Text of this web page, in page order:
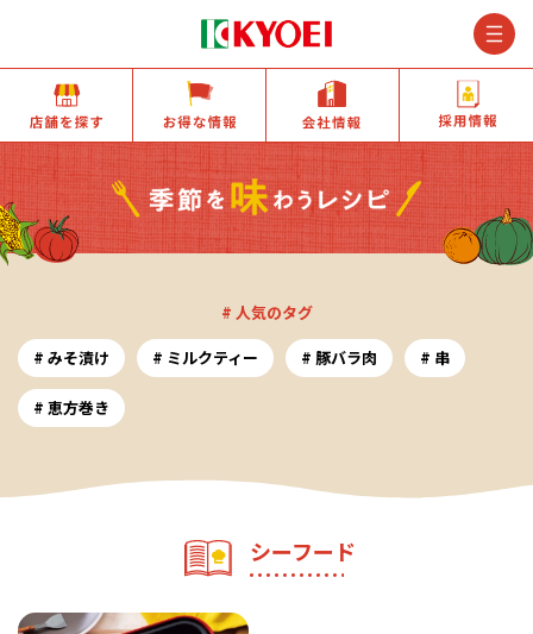
店舗を探す お得な情報 会社情報
# 人気のタグ
みそ漬け
ミルクティー 豚バラ肉 串
恵方巻き
シーフード